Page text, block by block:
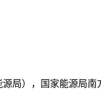
局），国家能源局